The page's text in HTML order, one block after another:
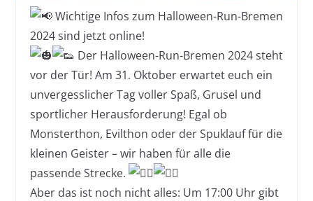
Wichtige Infos zum Halloween-Run-Bremen
2024 sind jetzt online!
Der Halloween-Run-Bremen 2024 steht
vor der Tür! Am 31. Oktober erwartet euch ein
unvergesslicher Tag voller Spaß, Grusel und
sportlicher Herausforderung! Egal ob
Monsterthon, Evilthon oder der Spuklauf für die
kleinen Geister – wir haben für alle die
passende Strecke.
Aber das ist noch nicht alles: Um 17:00 Uhr gibt